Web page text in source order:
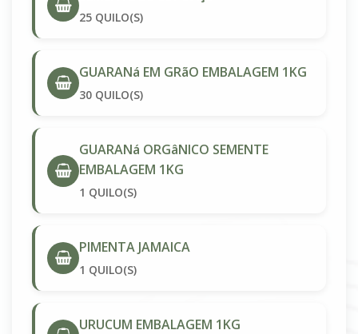
25 QUILO(S)
GUARANá EM GRãO EMBALAGEM 1KG
30 QUILO(S)
GUARANá ORGâNICO SEMENTE
EMBALAGEM 1KG
1 QUILO(S)
PIMENTA JAMAICA
1 QUILO(S)
URUCUM EMBALAGEM 1KG